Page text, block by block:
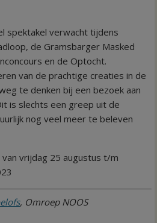
spektakel verwacht tijdens
de Gramsbarger Masked
en de Optocht.
van de prachtige creaties in de
te denken bij een bezoek aan
is slechts een greep uit de
nog veel meer te beleven
van vrijdag 25 augustus t/m
, Omroep NOOS